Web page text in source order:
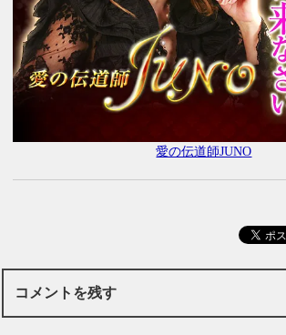
愛の伝道師JUNO
コメントを残す